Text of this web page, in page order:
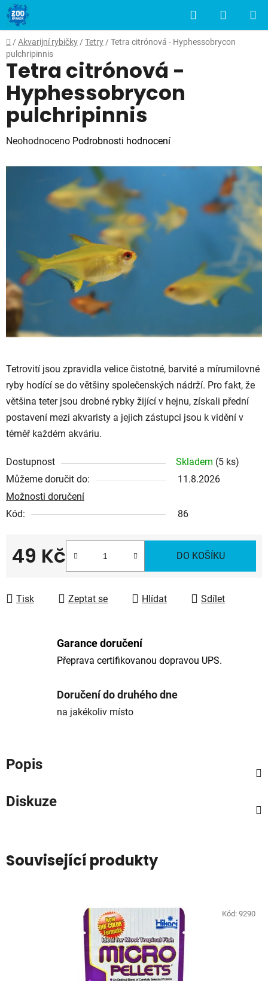
Přejít
na
obsah
Hledat
KOŠÍK
Domů
/ Akvarijní rybičky / Tetry / Tetra citrónová - Hyphessobrycon
pulchripinnis
Tetrovití jsou zpravidla velice čistotné, barvité a mírumilovné
ryby hodící se do většiny společenských nádrží. Pro fakt, že
většina teter jsou drobné rybky žijící v hejnu, získali přední
postavení mezi akvaristy a jejich zástupci jsou k vidění v
téměř každém akváriu.
Dostupnost Skladem (5 ks)
Můžeme doručit do:
11.8.2026
Možnosti doručení
Kód:
86
49 Kč DO KOŠÍKU
Tisk Zeptat se Hlídat Sdílet
Tetra citrónová -
Hyphessobrycon
pulchripinnis
Průměrné
hvězdiček.
Neohodnoceno Podrobnosti hodnocení
Garance doručení
Přeprava certifikovanou dopravou UPS.
Doručení do druhého dne
na jakékoliv místo
Popis
Diskuze
Související produkty
Kód: 9290